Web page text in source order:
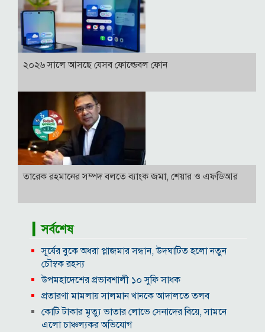
২০২৬ সালে আসছে যেসব ফোল্ডেবল ফোন
তারেক রহমানের সম্পদ বলতে ব্যাংক জমা, শেয়ার ও এফডিআর
▎সর্বশেষ
সূর্যের বুকে অধরা প্লাজমার সন্ধান, উদ্ঘাটিত হলো নতুন
চৌম্বক রহস্য
উপমহাদেশের প্রভাবশালী ১০ সুফি সাধক
প্রতারণা মামলায় সালমান খানকে আদালতে তলব
কোটি টাকার মৃত্যু ভাতার লোভে সেনাদের বিয়ে, সামনে
এলো চাঞ্চল্যকর অভিযোগ